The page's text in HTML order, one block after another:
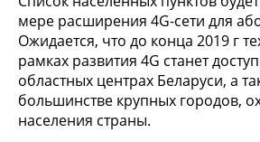
мере расширения 4G-сети для
Ожидается, что до конца 2019 г
рамках развития 4G станет
областных центрах Беларуси, а
большинстве крупных городов,
населения страны.